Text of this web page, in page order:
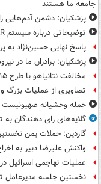
جامعه ما هستند
پزشکیان: دشمن آدم‌هایی
توضیحاتی درباره سیستم Van VAR در فوتبال ایران
پاسخ نهایی حسین‌نژاد به
پزشکیان: برادران ما در
مخالفت نتانیاهو با طرح ۱۵ ماده ای غزه و تکرار لفاظی علیه ایران
تصاویری از عملیات بزرگ
حمله وحشیانه صهیونیست
گلایه‌های رای دهندگان به
گاردین: حملات یمن
واکنش علیرضا دبیر به
عملیات تهاجمی اسرائیل
نخستین جلسه مدیرعامل